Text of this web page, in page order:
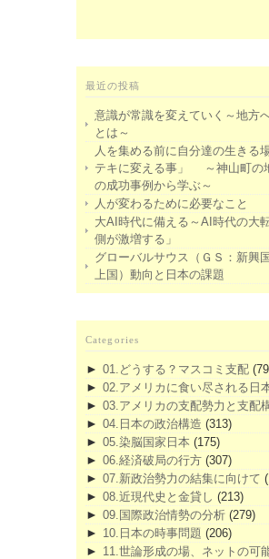
最近の投稿
意識が常識を変えていく～地方
とは～
人を集める前に自分達の生きる
テキに変える事」 ～神山町の
の成功事例から学ぶ～
人が変わるために必要なこと
大AI時代に備える～AI時代の大
側が激増する」
グローバルサウス（ＧＳ：新興
上国）動向と日本の課題
Categories
► 01.どうする？マスコミ支配
► 02.アメリカに食い尽される日
► 03.アメリカの支配勢力と支配
► 04.日本の政治構造 (313)
► 05.染脳国家日本 (175)
► 06.経済破局の行方 (307)
► 07.新政治勢力の結集に向けて
► 08.近現代史と金貸し (213)
► 09.国際政治情勢の分析 (279)
► 10.日本の時事問題 (206)
► 11.世論形成の場、ネットの可